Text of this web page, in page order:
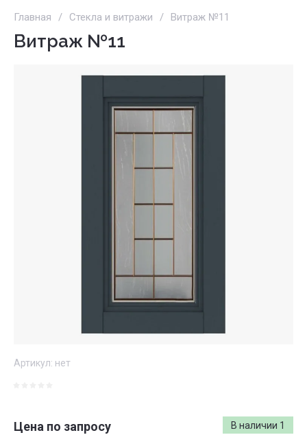
Главная / Стекла и витражи / Витраж №11
Витраж №11
Артикул: нет
В наличии 1
Цена по запросу